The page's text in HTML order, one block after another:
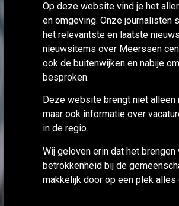
Op deze website vind je het
en omgeving. Onze journalisten
het relevantste en laatste
nieuwsitems over Meerssen
ook de buitenwijken en nabije
besproken.
Deze website brengt niet alleen
maar ook informatie over
in de regio.
Wij geloven erin dat het
betrokkenheid bij de
makkelijk door op een plek